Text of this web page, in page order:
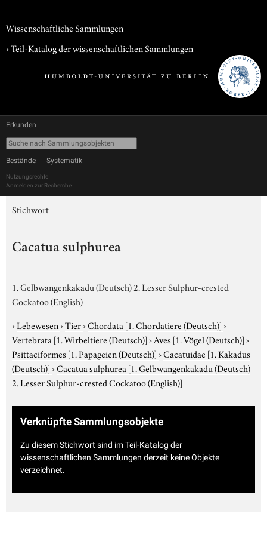
Wissenschaftliche Sammlungen
› Teil-Katalog der wissenschaftlichen Sammlungen
Erkunden
Bestände Systematik
Nutzungsrechte
Anmelden zur Recherche
Stichwort
Cacatua sulphurea
1. Gelbwangenkakadu (Deutsch) 2. Lesser Sulphur-crested
Cockatoo (English)
›Lebewesen›Tier›Chordata [1. Chordatiere (Deutsch)]›
Vertebrata [1. Wirbeltiere (Deutsch)]›Aves [1. Vögel (Deutsch)]›
Psittaciformes [1. Papageien (Deutsch)]›Cacatuidae [1. Kakadus
(Deutsch)]›Cacatua sulphurea [1. Gelbwangenkakadu (Deutsch)
2. Lesser Sulphur-crested Cockatoo (English)]
Verknüpfte Sammlungsobjekte
Zu diesem Stichwort sind im Teil-Katalog der
wissenschaftlichen Sammlungen derzeit keine Objekte
verzeichnet.